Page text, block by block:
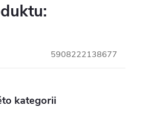
5908222138677
kategorii